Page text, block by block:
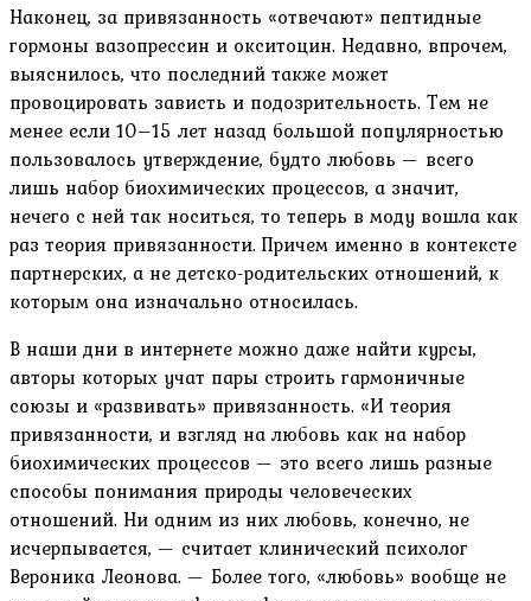
Наконец, за привязанность «отвечают» пептидные
гормоны вазопрессин и окситоцин. Недавно, впрочем,
выяснилось, что последний также может
провоцировать зависть и подозрительность. Тем не
менее если 10–15 лет назад большой популярностью
пользовалось утверждение, будто любовь — всего
лишь набор биохимических процессов, а значит,
нечего с ней так носиться, то теперь в моду вошла как
раз теория привязанности. Причем именно в контексте
партнерских, а не детско-родительских отношений, к
которым она изначально относилась.
В наши дни в интернете можно даже найти курсы,
авторы которых учат пары строить гармоничные
союзы и «развивать» привязанность. «И теория
привязанности, и взгляд на любовь как на набор
биохимических процессов — это всего лишь разные
способы понимания природы человеческих
отношений. Ни одним из них любовь, конечно, не
исчерпывается, — считает клинический психолог
Вероника Леонова. — Более того, «любовь» вообще не